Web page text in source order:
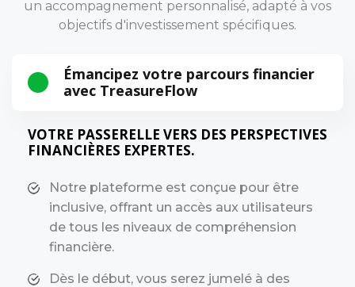
un accompagnement personnalisé, adapté à vos
objectifs d'investissement spécifiques.
Émancipez votre parcours financier
avec TreasureFlow
VOTRE PASSERELLE VERS DES PERSPECTIVES
FINANCIÈRES EXPERTES.
Notre plateforme est conçue pour être
inclusive, offrant un accès aux utilisateurs
de tous les niveaux de compréhension
financière.
Dès le début, vous serez jumelé à des